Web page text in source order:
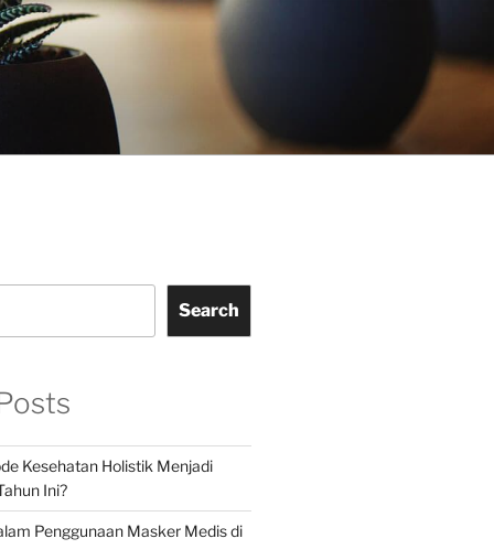
Search
Kesehatan Holistik Menjadi
Ini?
Penggunaan Masker Medis di